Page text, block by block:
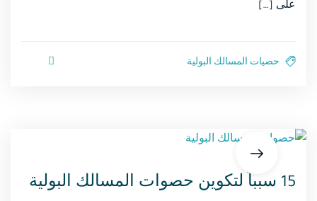
على […]
حصيات المسالك البولية
15 سبباً لتكوين حصوات المسالك البولية